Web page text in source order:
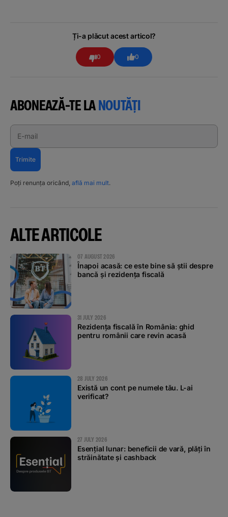
Ți-a plăcut acest articol?
0 0
ABONEAZĂ-TE LANOUTĂȚI
E-mail
Trimite
Poți renunța oricând, află mai mult.
ALTE ARTICOLE
07 AUGUST 2026
Înapoi acasă: ce este bine să știi despre
bancă și rezidența fiscală
31 JULY 2026
Rezidența fiscală în România: ghid
pentru românii care revin acasă
28 JULY 2026
Există un cont pe numele tău. L-ai
verificat?
27 JULY 2026
Esențial lunar: beneficii de vară, plăți în
străinătate și cashback